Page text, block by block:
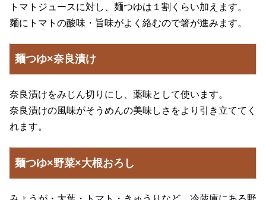
トマトジュースに対し、麺つゆは１割くらい加えます。
麺にトマトの酸味・旨味がよく絡むので箸が進みます。
麺つゆ×奈良漬け
奈良漬けをみじん切りにし、薬味として使います。
奈良漬けの風味がそうめんの美味しさをより引き立ててく
れます。
麺つゆ×野菜×大根おろし